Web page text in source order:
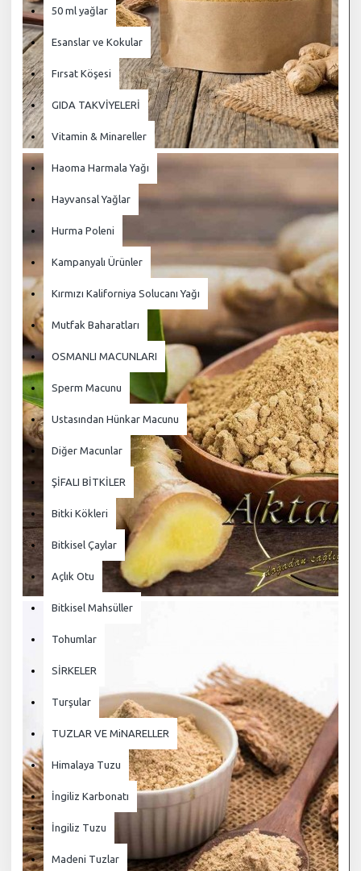
50 ml yağlar
Esanslar ve Kokular
Fırsat Köşesi
GIDA TAKVİYELERİ
Vitamin & Minareller
Haoma Harmala Yağı
Hayvansal Yağlar
Hurma Poleni
Kampanyalı Ürünler
Kırmızı Kaliforniya Solucanı Yağı
Mutfak Baharatları
OSMANLI MACUNLARI
Sperm Macunu
Ustasından Hünkar Macunu
Diğer Macunlar
ŞİFALI BİTKİLER
Bitki Kökleri
Bitkisel Çaylar
Açlık Otu
Bitkisel Mahsüller
Tohumlar
SİRKELER
Turşular
TUZLAR VE MiNARELLER
Himalaya Tuzu
İngiliz Karbonatı
İngiliz Tuzu
Madeni Tuzlar